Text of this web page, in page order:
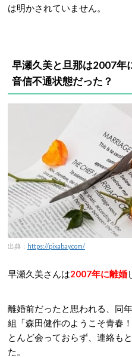
は明かされていません。
早瀬久美と旦那は2007年
音信不通状態だった？
出典： https://pixabay.com/
早瀬久美さんは2007年に離婚
離婚前だったと思われる、同
組「森田健作のようこそ青春
とんど会っておらず、連絡も
た。